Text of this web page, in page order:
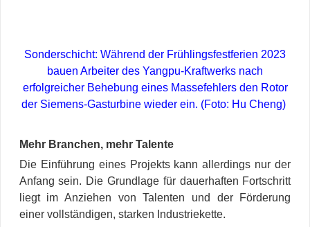
Sonderschicht: Während der Frühlingsfestferien 2023
bauen Arbeiter des Yangpu-Kraftwerks nach
erfolgreicher Behebung eines Massefehlers den Rotor
der Siemens-Gasturbine wieder ein. (Foto: Hu Cheng)
Mehr Branchen, mehr Talente
Die Einführung eines Projekts kann allerdings nur der
Anfang sein. Die Grundlage für dauerhaften Fortschritt
liegt im Anziehen von Talenten und der Förderung
einer vollständigen, starken Industriekette.